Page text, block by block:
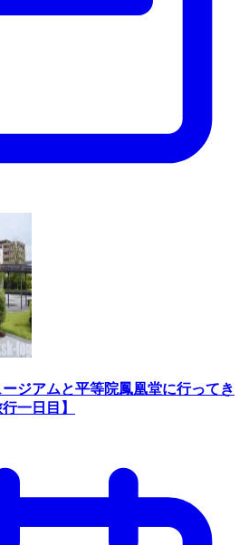
ジアムと平等院鳳凰堂に行ってき
一日目】